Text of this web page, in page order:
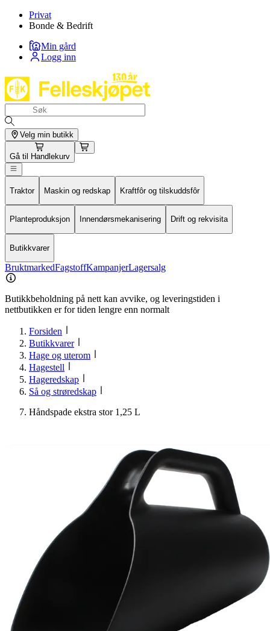
Privat
Bonde & Bedrift
Min gård
Logg inn
Velg min butikk
Gå til Handlekurv
Traktor Maskin og redskap Kraftfôr og tilskuddsfôr
Planteproduksjon Innendørsmekanisering Drift og rekvisita
Butikkvarer
BruktmarkedFagstoffKampanjerLagersalg
Butikkbeholdning på nett kan avvike, og leveringstiden i
nettbutikken er for tiden lengre enn normalt
Forsiden
Butikkvarer
Hage og uterom
Hagestell
Hageredskap
Så og strøredskap
Håndspade ekstra stor 1,25 L